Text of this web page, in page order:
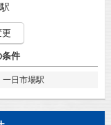
条件
一日市場駅